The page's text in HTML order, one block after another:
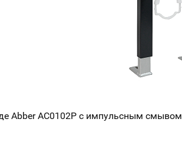
Abber AC0102P с импульсным смывом